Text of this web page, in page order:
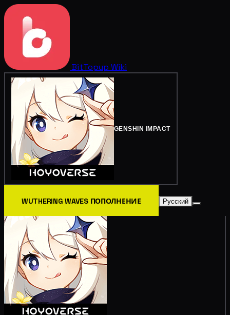
BitTopup Wiki
GENSHIN IMPACT
WUTHERING WAVES ПОПОЛНЕНИЕ Русский